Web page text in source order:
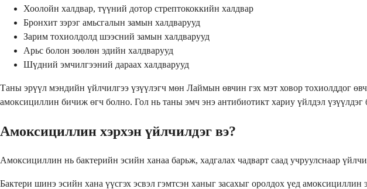
Хоолойн халдвар, түүний дотор стрептококкийн халдвар
Бронхит зэрэг амьсгалын замын халдварууд
Зарим тохиолдолд шээсний замын халдварууд
Арьс болон зөөлөн эдийн халдварууд
Шүдний эмчилгээний дараах халдварууд
Таны эрүүл мэндийн үйлчилгээ үзүүлэгч мөн Лаймын өвчин гэх мэт ховор тохиолддог
амоксициллин бичиж өгч болно. Гол нь таны эмч энэ антибиотикт хариу үйлдэл үзүүлдэг
Амоксициллин хэрхэн үйлчилдэг вэ?
Амоксициллин нь бактерийн эсийн ханаа барьж, хадгалах чадварт саад учруулснаар
Бактери шинэ эсийн хана үүсгэх эсвэл гэмтсэн ханыг засахыг оролдох үед